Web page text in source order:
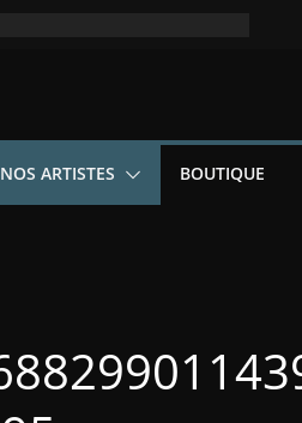
NOS ARTISTES BOUTIQUE